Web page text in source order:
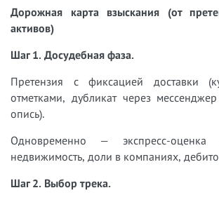
Дорожная карта взыскания (от
активов)
Шаг 1. Досудебная фаза.
Претензия с фиксацией доставки
отметками, дубликат через
опись).
Одновременно — экспресс-оценка
недвижимость, доли в компаниях,
Шаг 2. Выбор трека.